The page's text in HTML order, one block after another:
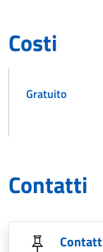
Costi
Gratuito
Contatti